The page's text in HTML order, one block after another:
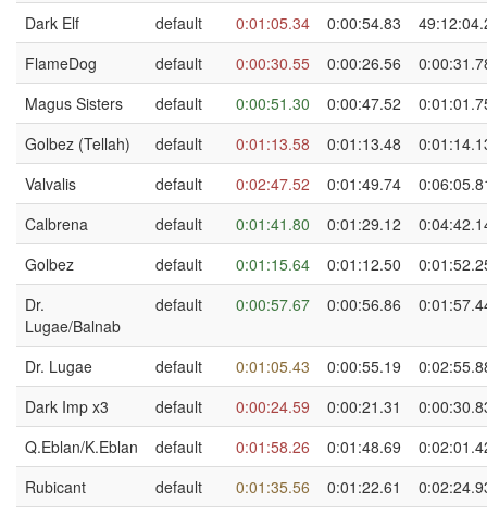
Dark Elf
default 0:01:05.34 0:00:54.83
FlameDog
default 0:00:30.55 0:00:26.56
Magus Sisters
default 0:00:51.30 0:00:47.52
Golbez (Tellah)
default 0:01:13.58 0:01:13.48
Valvalis
default 0:02:47.52 0:01:49.74
Calbrena
default 0:01:41.80 0:01:29.12
Golbez
default 0:01:15.64 0:01:12.50
Dr.
Lugae/Balnab
default 0:00:57.67 0:00:56.86
Dr. Lugae default 0:01:05.43 0:00:55.19
Dark Imp x3
default 0:00:24.59 0:00:21.31
Q.Eblan/K.Eblan
default 0:01:58.26 0:01:48.69
Rubicant
default 0:01:35.56 0:01:22.61